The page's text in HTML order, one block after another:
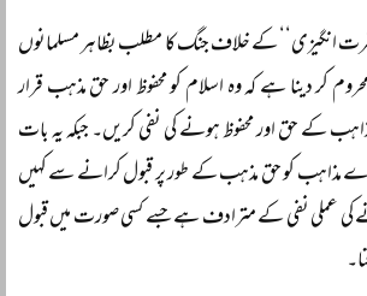
انگیزی‘‘ کے خلاف جنگ کا مطلب بظاہر مسلمانوں
کر دینا ہے کہ وہ اسلام کو محفوظ اور حق مذہب قرار
کے حق اور محفوظ ہونے کی نفی کریں۔ جبکہ یہ بات
مذاہب کو حق مذہب کے طور پر قبول کرانے سے کہیں
کی عملی نفی کے مترادف ہے جسے کسی صورت میں قبول